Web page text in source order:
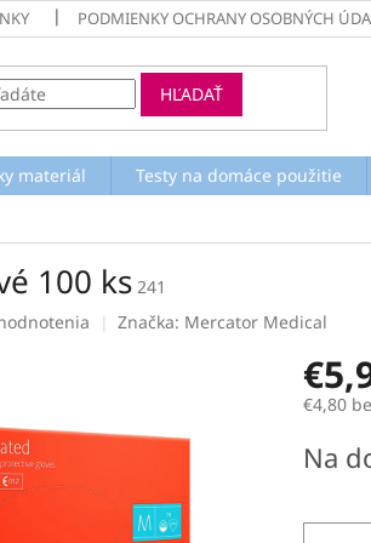
PODMIENKY OCHRANY OSOBNÝCH
HĽADAŤ
materiál Testy na domáce použitie
100 ks 241
Značka: Mercator Medical
€4,80
cena:
Na